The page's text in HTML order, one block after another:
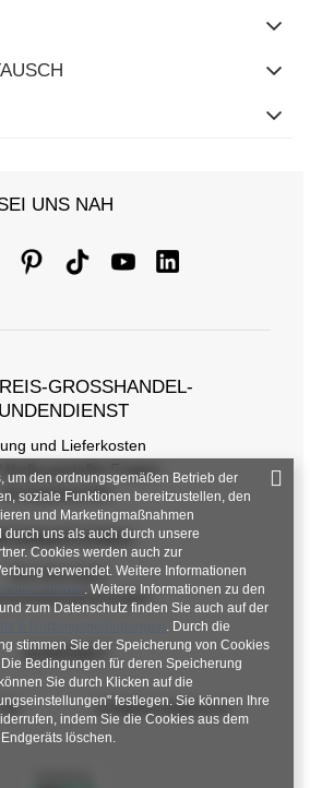
UNS NAH
GROSSHANDEL-K
und Lieferkosten
gestellte Fragen
Rückgabepolitik
Verordnungen
KONTAKT
hurt@factoryprice.eu
um den ordnungsgemäßen Betrieb der
soziale Funktionen bereitzustellen, den
und Marketingmaßnahmen
uns als auch durch unsere
Cookies werden auch zur
verwendet. Weitere Informationen
. Weitere Informationen zu den
zum Datenschutz finden Sie auch auf der
. Durch die
stimmen Sie der Speicherung von Cookies
Bedingungen für deren Speicherung
Sie durch Klicken auf die
festlegen. Sie können Ihre
indem Sie die Cookies aus dem
löschen.